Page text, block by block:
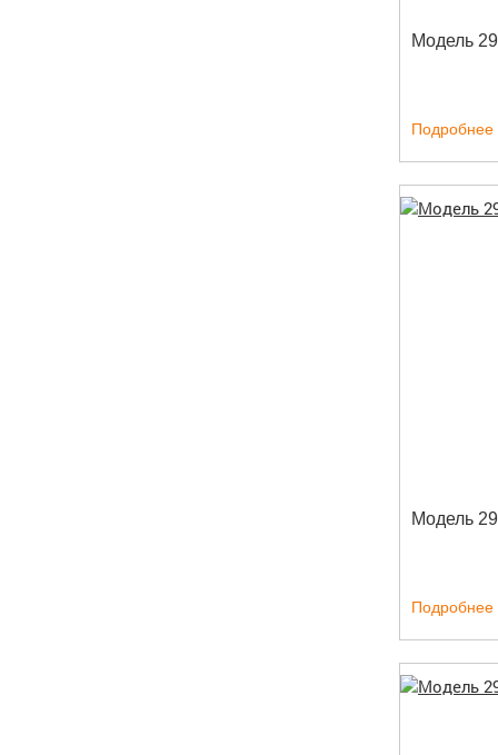
Модель
Подробнее
Модель
Подробнее